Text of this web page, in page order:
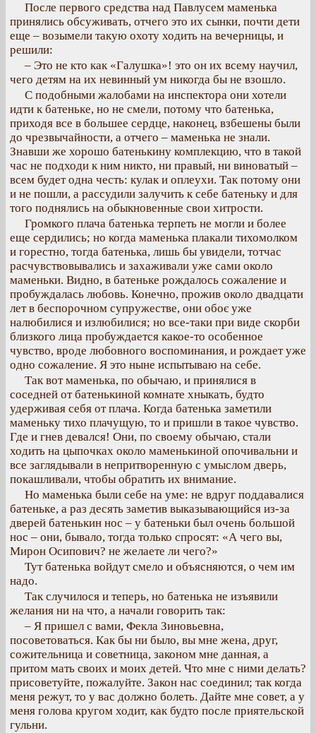
После первого средства над Павлусем маменька
принялись обсуживать, отчего это их сынки, почти дети
еще – возымели такую охоту ходить на вечерницы, и
решили:
– Это не кто как «Галушка»! это он их всему научил,
чего детям на их невинный ум никогда бы не взошло.
С подобными жалобами на инспектора они хотели
идти к батеньке, но не смели, потому что батенька,
приходя все в большее сердце, наконец, взбешены были
до чрезвычайности, а отчего – маменька не знали.
Знавши же хорошо батенькину комплекцию, что в такой
час не подходи к ним никто, ни правый, ни виноватый –
всем будет одна честь: кулак и оплеухи. Так потому они
и не пошли, а рассудили залучить к себе батеньку и для
того поднялись на обыкновенные свои хитрости.
Громкого плача батенька терпеть не могли и более
еще сердились; но когда маменька плакали тихомолком
и горестно, тогда батенька, лишь бы увидели, тотчас
расчувствовывались и захаживали уже сами около
маменьки. Видно, в батеньке рождалось сожаление и
пробуждалась любовь. Конечно, прожив около двадцати
лет в беспорочном супружестве, они обоє уже
налюбилися и излюбилися; но все-таки при виде скорби
близкого лица пробуждается какое-то особенное
чувство, вроде любовного воспоминания, и рождает уже
одно сожаление. Я это ныне испытываю на себе.
Так вот маменька, по обычаю, и принялися в
соседней от батенькиной комнате хныкать, будто
удерживая себя от плача. Когда батенька заметили
маменьку тихо плачущую, то и пришли в такое чувство.
Где и гнев девался! Они, по своему обычаю, стали
ходить на цыпочках около маменькиной опочивальни и
все заглядывали в непритворенную с умыслом дверь,
покашливали, чтобы обратить их внимание.
Но маменька были себе на уме: не вдруг поддавалися
батеньке, а раз десять заметив выказывающийся из-за
дверей батенькин нос – у батеньки был очень большой
нос – они, бывало, тогда только спросят: «А чего вы,
Мирон Осипович? не желаете ли чего?»
Тут батенька войдут смело и объясняются, о чем им
надо.
Так случилося и теперь, но батенька не изъявили
желания ни на что, а начали говорить так:
– Я пришел с вами, Фекла Зиновьевна,
посоветоваться. Как бы ни было, вы мне жена, друг,
сожительница и советница, законом мне данная, а
притом мать своих и моих детей. Что мне с ними делать?
присоветуйте, пожалуйте. Закон нас соединил; так когда
меня режут, то у вас должно болеть. Дайте мне совет, а у
меня голова кругом ходит, как будто после приятельской
гульни.